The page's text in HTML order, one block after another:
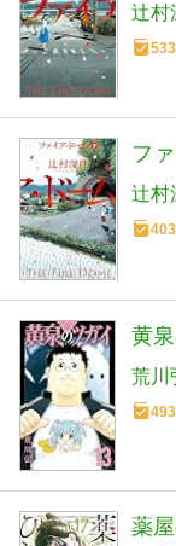
辻村
フ
辻村
黄
荒川
493
薬